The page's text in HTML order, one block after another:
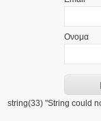
Ονομα
string(33) "String could